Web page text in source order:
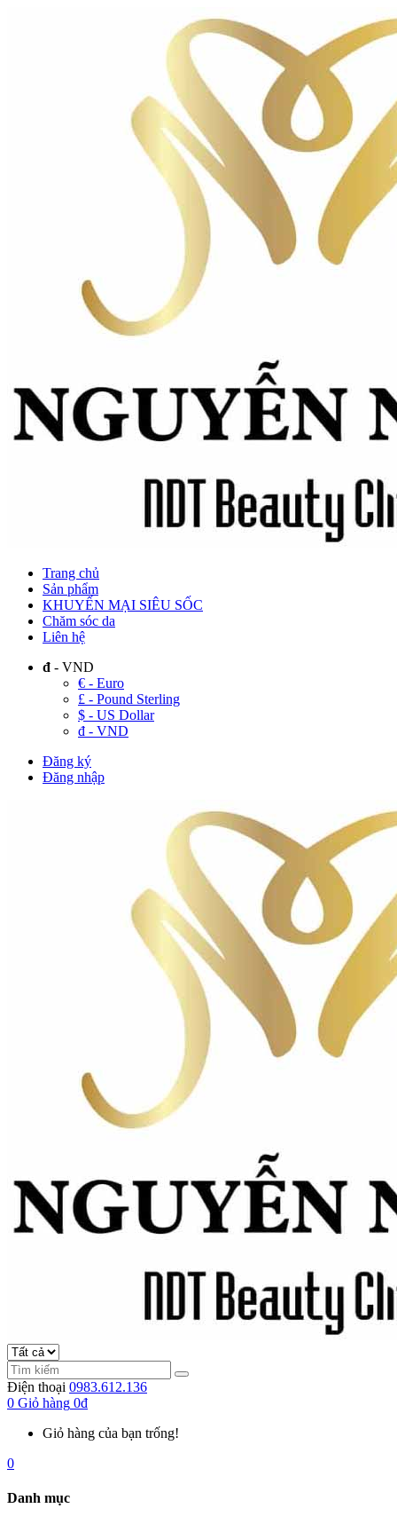
Trang chủ
Sản phẩm
KHUYẾN MẠI SIÊU SỐC
Chăm sóc da
Liên hệ
đ - VND
€ - Euro
£ - Pound Sterling
$ - US Dollar
đ - VND
Đăng ký
Đăng nhập
Điện thoại 0983.612.136
0 Giỏ hàng 0đ
Giỏ hàng của bạn trống!
0
Danh mục